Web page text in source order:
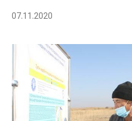
07.11.2020